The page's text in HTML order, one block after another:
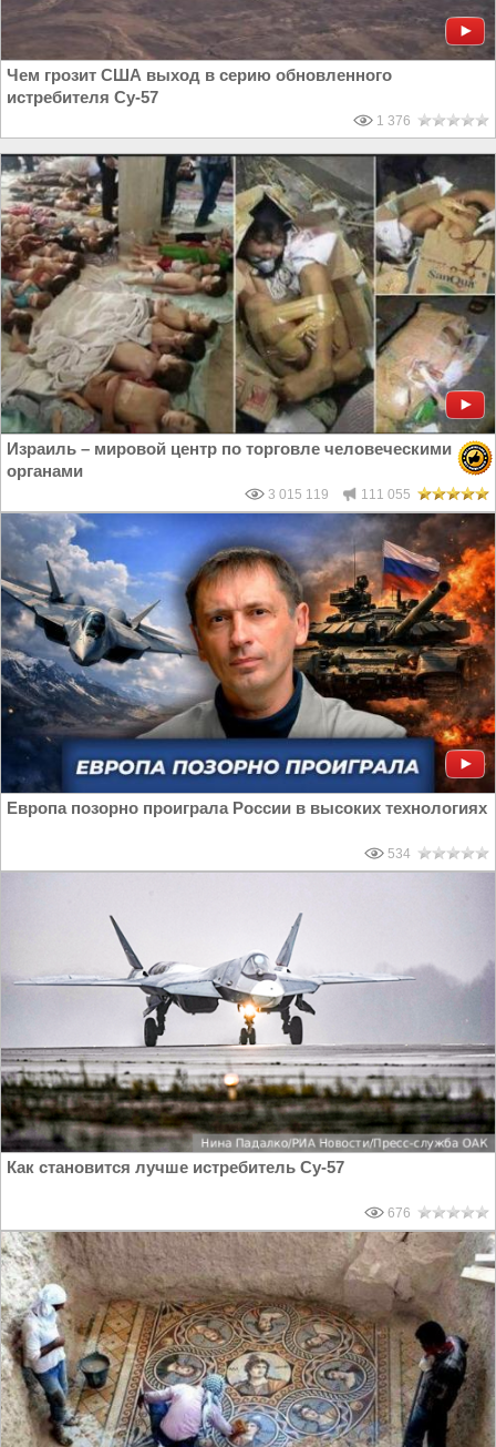
Чем грозит США выход в серию обновленного
истребителя Су-57
1 376
Израиль – мировой центр по торговле человеческими
органами
3 015 119 111 055
Европа позорно проиграла России в высоких технологиях
534
Как становится лучше истребитель Су-57
676